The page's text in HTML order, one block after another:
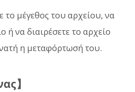
το μέγεθος του αρχείου, να
ή να διαιρέσετε το αρχείο
η μεταφόρτωσή του.
】